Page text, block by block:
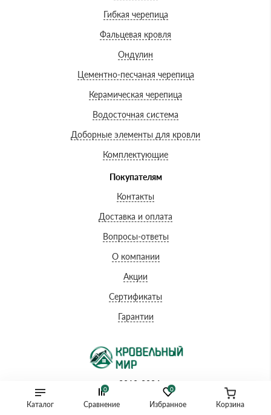
Каталог
0
Избранное
0
Сравнение Корзина
Гибкая черепица
Фальцевая кровля
Ондулин
Цементно-песчаная черепица
Керамическая черепица
Водосточная система
Доборные элементы для кровли
Комплектующие
Покупателям
Контакты
Доставка и оплата
Вопросы-ответы
О компании
Акции
Сертификаты
Гарантии
© 2010-2026
Принимаем к оплате: